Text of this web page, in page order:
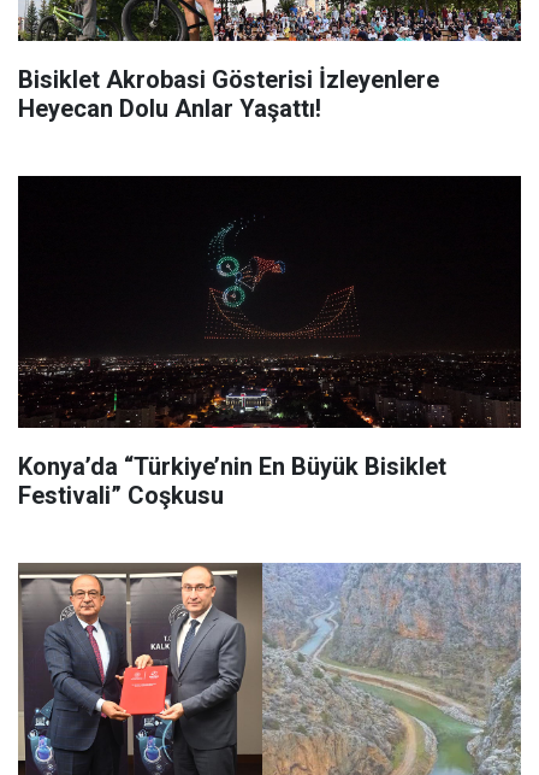
Bisiklet Akrobasi Gösterisi İzleyenlere
Heyecan Dolu Anlar Yaşattı!
Konya’da “Türkiye’nin En Büyük Bisiklet
Festivali” Coşkusu